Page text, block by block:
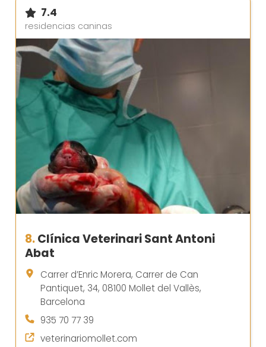
7.4
residencias caninas
8.Clínica Veterinari Sant Antoni
Abat
Carrer d’Enric Morera, Carrer de Can
Pantiquet, 34, 08100 Mollet del Vallès,
Barcelona
935 70 77 39
veterinariomollet.com